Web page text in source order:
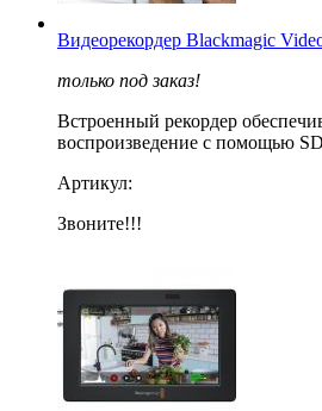
Видеорекордер Blackmagic
только под заказ!
Встроенный рекордер
воспроизведение с помощью
Артикул:
Звоните!!!